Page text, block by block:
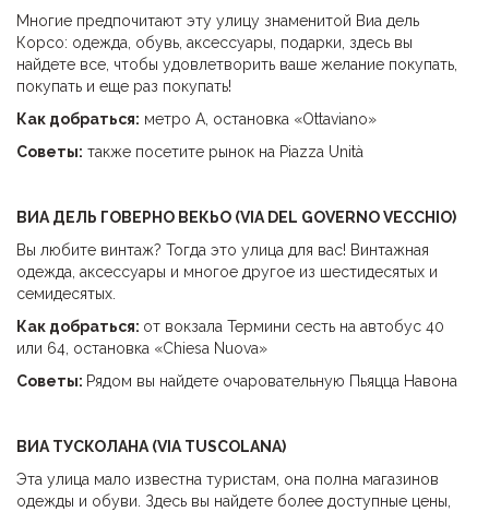
Многие предпочитают эту улицу знаменитой Виа дель
Корсо: одежда, обувь, аксессуары, подарки, здесь вы
найдете все, чтобы удовлетворить ваше желание покупать,
покупать и еще раз покупать!
Как добраться: метро А, остановка «Ottaviano»
Советы: также посетите рынок на Piazza Unità
ВИА ДЕЛЬ ГОВЕРНО ВЕКЬО (VIA DEL GOVERNO VECCHIO)
Вы любите винтаж? Тогда это улица для вас! Винтажная
одежда, аксессуары и многое другое из шестидесятых и
семидесятых.
Как добраться: от вокзала Термини сесть на автобус 40
или 64, остановка «Chiesa Nuova»
Советы: Рядом вы найдете очаровательную Пьяцца Навона
ВИА ТУСКОЛАНА (VIA TUSCOLANA)
Эта улица мало известна туристам, она полна магазинов
одежды и обуви. Здесь вы найдете более доступные цены,